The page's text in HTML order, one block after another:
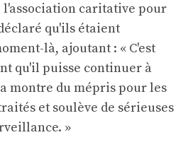
caritative pour
qu'ils étaient
là, ajoutant : « C'est
qu'il puisse continuer à
montre du mépris pour les
et soulève de sérieuses
»